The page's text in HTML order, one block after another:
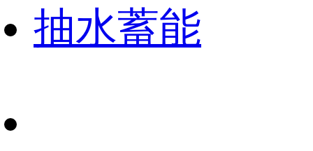
抽水蓄能